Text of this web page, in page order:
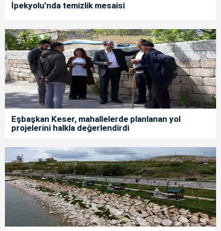
İpekyolu’nda temizlik mesaisi
Eşbaşkan Keser, mahallelerde planlanan yol
projelerini halkla değerlendirdi